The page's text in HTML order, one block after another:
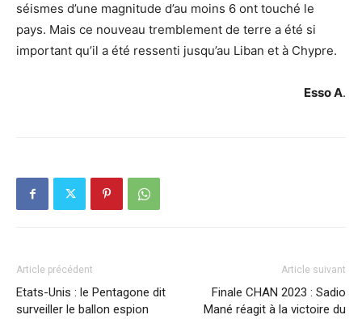
séismes d’une magnitude d’au moins 6 ont touché le
pays. Mais ce nouveau tremblement de terre a été si
important qu’il a été ressenti jusqu’au Liban et à Chypre.
Esso A.
Article précédent
Etats-Unis : le Pentagone dit
surveiller le ballon espion
Article suivant
Finale CHAN 2023 : Sadio
Mané réagit à la victoire du